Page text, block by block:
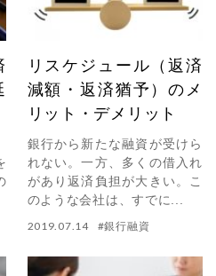
リスケジュール（返済
減額・返済猶予）のメ
リット・デメリット
銀行から新たな融資が受けら
れない。一方、多くの借入れ
があり返済負担が大きい。こ
のような会社は、すでに...
2019.07.14 #銀行融資